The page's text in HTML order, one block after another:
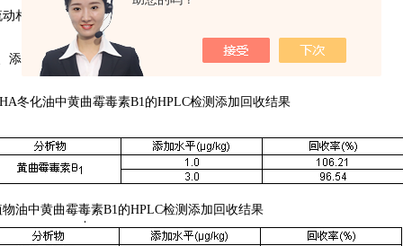
：A：水；B：异丙醇+乙腈=3+2；A/B=8/2
加回收结果
冬化油中黄曲霉毒素B1的HPLC检测添加回收结果
中黄曲霉毒素B1的HPLC检测添加回收结果